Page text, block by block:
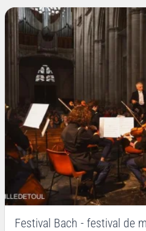
Festival Bach - festival de